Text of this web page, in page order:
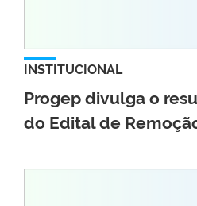
INSTITUCIONAL
Progep divulga o
do Edital de